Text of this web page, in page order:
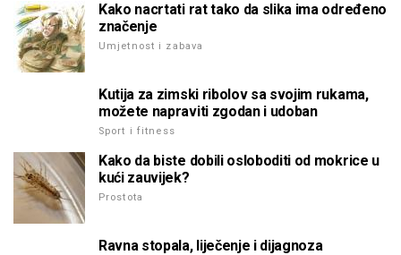
Kako nacrtati rat tako da slika ima određeno
značenje
Umjetnost i zabava
Kutija za zimski ribolov sa svojim rukama,
možete napraviti zgodan i udoban
Sport i fitness
Kako da biste dobili osloboditi od mokrice u
kući zauvijek?
Prostota
Ravna stopala, liječenje i dijagnoza